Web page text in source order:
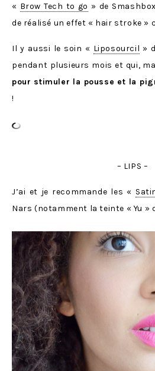
« Brow Tech to go » de
de réalisé un effet « hair stroke »
Il y aussi le soin « Liposourcil »
pendant plusieurs mois et qui,
pour stimuler la pousse et la
!
– LIPS –
J’ai et je recommande les «
Nars (notamment la teinte « Yu »